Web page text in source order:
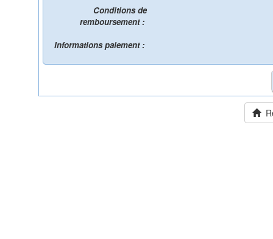
Conditions de
remboursement :
Informations paiement :